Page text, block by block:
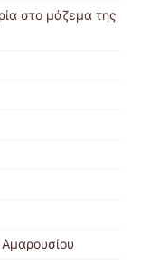
στο μάζεμα της